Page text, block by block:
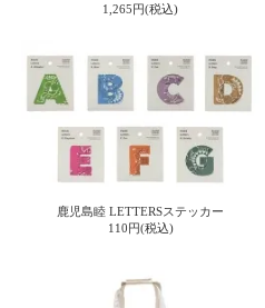
1,265円(税込)
鹿児島睦 LETTERSステッカー
110円(税込)